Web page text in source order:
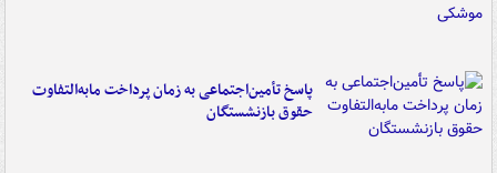
پاسخ تأمین‌اجتماعی به زمان پرداخت مابه‌التفاوت
حقوق بازنشستگان